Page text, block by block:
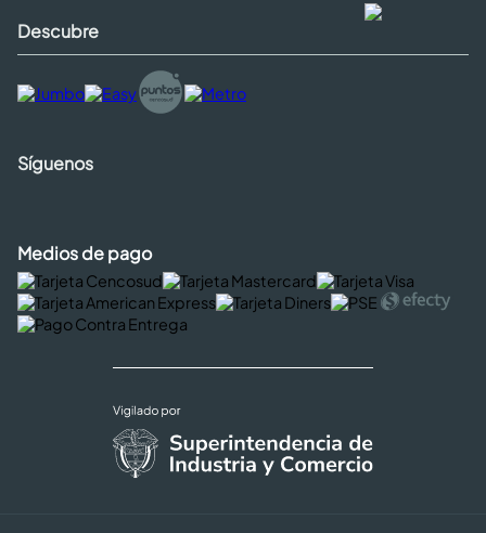
Descubre
Síguenos
Medios de pago